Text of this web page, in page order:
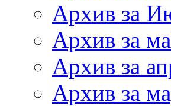
Архив за
Архив за
Архив за
Архив за